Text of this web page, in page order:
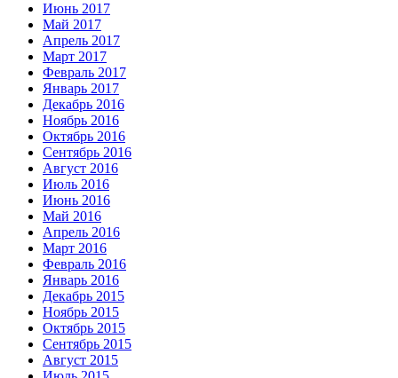
Июнь 2017
Май 2017
Апрель 2017
Март 2017
Февраль 2017
Январь 2017
Декабрь 2016
Ноябрь 2016
Октябрь 2016
Сентябрь 2016
Август 2016
Июль 2016
Июнь 2016
Май 2016
Апрель 2016
Март 2016
Февраль 2016
Январь 2016
Декабрь 2015
Ноябрь 2015
Октябрь 2015
Сентябрь 2015
Август 2015